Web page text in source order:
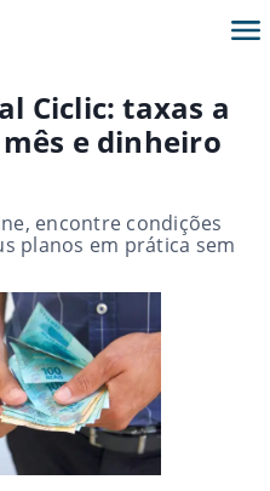
Ciclic: taxas a
e dinheiro
encontre condições
planos em prática sem